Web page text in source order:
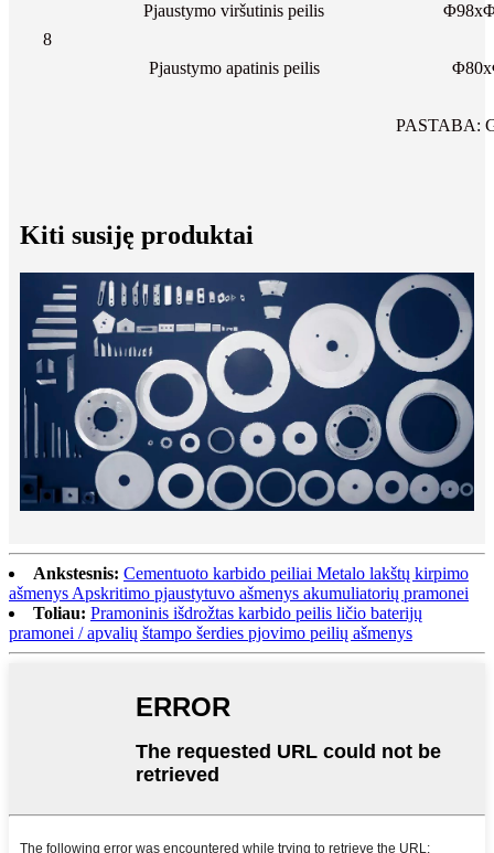
8
Pjaustymo viršutinis peilis
Pjaustymo apatinis peilis
PASTABA:
Kiti susiję produktai
Ankstesnis: Cementuoto karbido peiliai Metalo lakštų kirpimo
ašmenys Apskritimo pjaustytuvo ašmenys akumuliatorių pramonei
Toliau: Pramoninis išdrožtas karbido peilis ličio baterijų
pramonei / apvalių štampo šerdies pjovimo peilių ašmenys